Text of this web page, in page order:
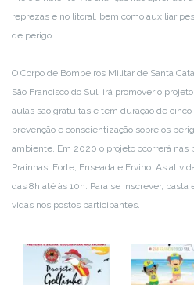
reprezas e no litoral, bem como auxiliar
de perigo.
O Corpo de Bombeiros Militar de Santa
São Francisco do Sul, irá promover o
aulas são gratuitas e têm duração de
prevenção e conscientização sobre os
ambiente. Em 2020 o projeto ocorrerá nas
Prainhas, Forte, Enseada e Ervino. As
das 8h até às 10h. Para se inscrever,
vidas nos postos participantes.